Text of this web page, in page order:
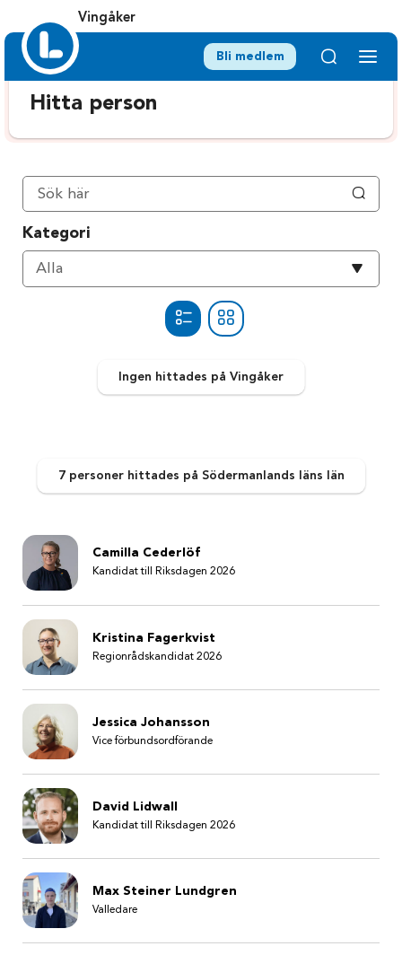
Vingåker
Bli medlem
Hitta person
Kategori
Välj
Alla
Ingen hittades på Vingåker
7 personerhittades på Södermanlands läns län
Camilla Cederlöf
Kandidat till Riksdagen 2026
Kristina Fagerkvist
Regionrådskandidat 2026
Jessica Johansson
Vice förbundsordförande
David Lidwall
Kandidat till Riksdagen 2026
Max Steiner Lundgren
Valledare